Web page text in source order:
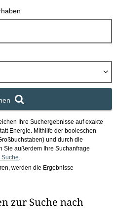
Ihre Suchergebnisse auf exakte
Energie. Mithilfe der booleschen
und durch die
Sie außerdem Ihre Suchanfrage
Suche
werden die Ergebnisse
zur Suche nach